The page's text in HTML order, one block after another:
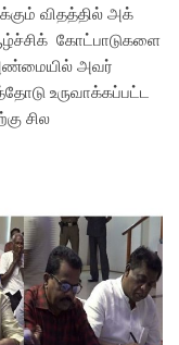
விதத்தில் அக்
கோட்பாடுகளை
அண்மையில் அவர்
உருவாக்கப்பட்ட
சில